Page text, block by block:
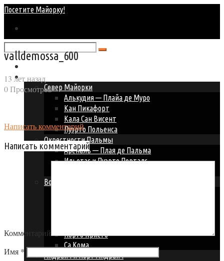
Посетите Майорку!
Курорты Майорки
Север Майорки
Алькудия — Плайа де Муро
Кан Пикафорт
Кала Сан Висент
Пуэрто Польенса
Окрестности Пальмы
Ареналь — Плая де Пальма
Ильетас и Пуэрто Порталс
Восточное побережье
Порто Кристо
Са Кома
Андрайч и Порт Андрайч
valldemossa_600
13 лет назад
0 Просмотров
Написать комментарий
Написать комментарий
Комментарий
Имя *